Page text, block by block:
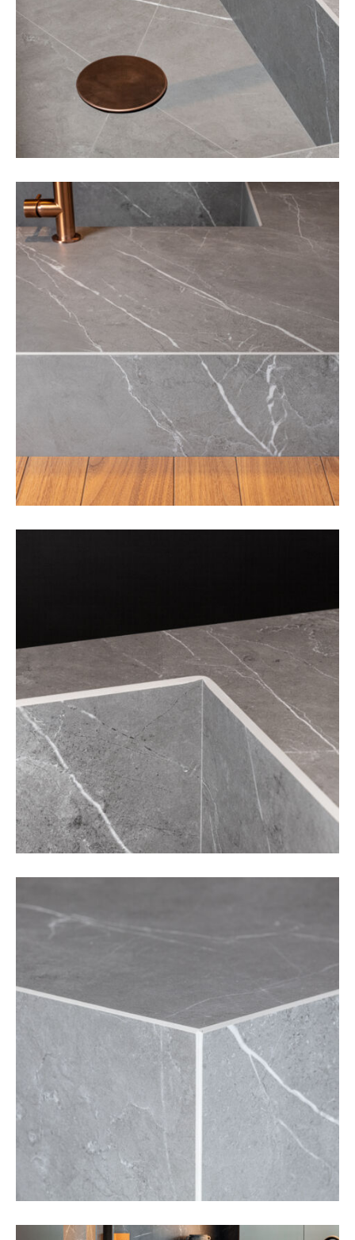
Cuisines
Toute la maison
Réalisations
Notre atelier
Notre société
Showroom